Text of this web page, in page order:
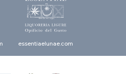
essentiaelunae.com